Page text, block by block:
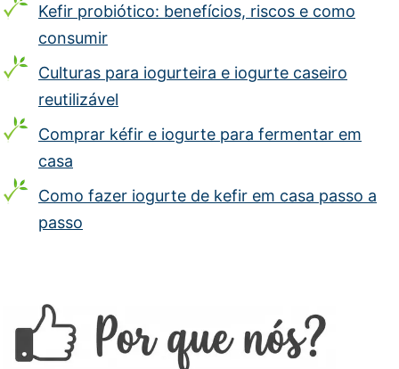
Kefir probiótico: benefícios, riscos e como
consumir
Culturas para iogurteira e iogurte caseiro
reutilizável
Comprar kéfir e iogurte para fermentar em
casa
Como fazer iogurte de kefir em casa passo a
passo